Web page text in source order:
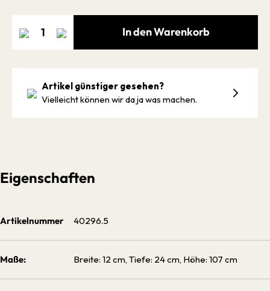
In den Warenkorb
Artikel günstiger gesehen?
Vielleicht können wir da ja was machen.
Eigenschaften
Artikelnummer 40296.5
Maße: Breite: 12 cm, Tiefe: 24 cm, Höhe: 107 cm